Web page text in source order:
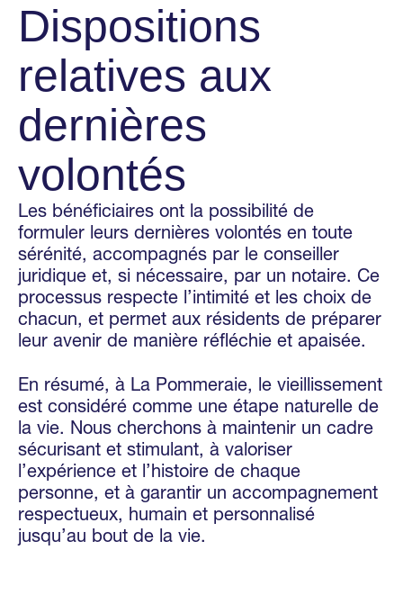
Dispositions
relatives aux
dernières
volontés
Les bénéficiaires ont la possibilité de
formuler leurs dernières volontés en toute
sérénité, accompagnés par le conseiller
juridique et, si nécessaire, par un notaire. Ce
processus respecte l’intimité et les choix de
chacun, et permet aux résidents de préparer
leur avenir de manière réfléchie et apaisée.
En résumé, à La Pommeraie, le vieillissement
est considéré comme une étape naturelle de
la vie. Nous cherchons à maintenir un cadre
sécurisant et stimulant, à valoriser
l’expérience et l’histoire de chaque
personne, et à garantir un accompagnement
respectueux, humain et personnalisé
jusqu’au bout de la vie.